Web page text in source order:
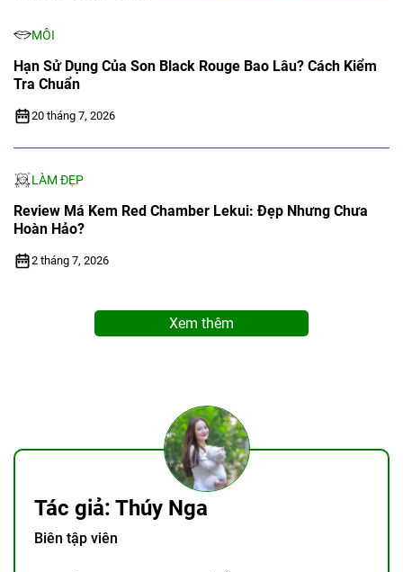
MÔI
Hạn Sử Dụng Của Son Black Rouge Bao Lâu? Cách Kiểm
Tra Chuẩn
20 tháng 7, 2026
LÀM ĐẸP
Review Má Kem Red Chamber Lekui: Đẹp Nhưng Chưa
Hoàn Hảo?
2 tháng 7, 2026
Xem thêm
Tác giả: Thúy Nga
Biên tập viên